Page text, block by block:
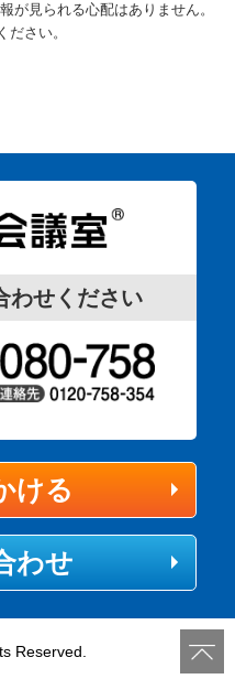
が見られる心配はありません。
ださい。
わせください
ける
わせ
Reserved.